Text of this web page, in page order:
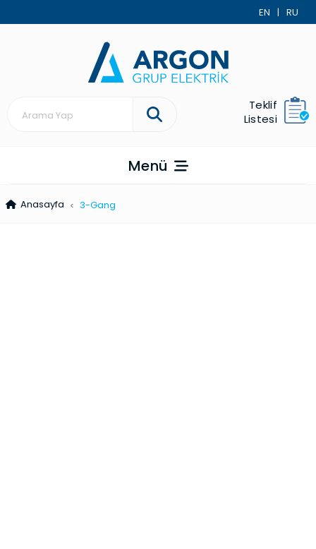
EN | RU
Teklif
Listesi
Menü
Anasayfa 3-Gang